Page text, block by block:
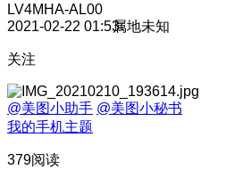
LV4MHA-AL00
2021-02-22 01:53属地未知
关注
@美图小助手 @美图小秘书
我的手机主题
379阅读